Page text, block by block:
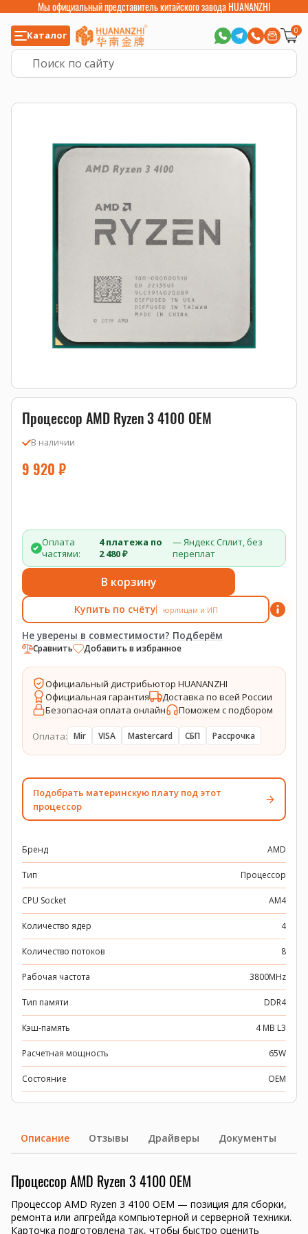
Мы официальный представитель китайского завода HUANANZHI
Каталог 0
Процессор AMD Ryzen 3 4100 OEM
В наличии
9 920 ₽
Оплата
частями:
4 платежа по
2 480 ₽
— Яндекс Сплит, без
переплат
В корзину
Купить по счёту юрлицам и ИП
Не уверены в совместимости? Подберём
Сравнить Добавить в избранное
Официальный дистрибьютор HUANANZHI
Официальная гарантия
Доставка по всей России
Безопасная оплата онлайн
Поможем с подбором
Оплата: Mir VISA Mastercard СБП Рассрочка
Подобрать материнскую плату под этот
процессор
Бренд AMD
Тип Процессор
CPU Socket AM4
Количество ядер 4
Количество потоков 8
Рабочая частота 3800MHz
Тип памяти DDR4
Кэш-память 4 MB L3
Расчетная мощность 65W
Состояние OEM
Описание Отзывы Драйверы Документы
Процессор AMD Ryzen 3 4100 OEM
Процессор AMD Ryzen 3 4100 OEM — позиция для сборки,
ремонта или апгрейда компьютерной и серверной техники.
Карточка подготовлена так, чтобы быстро оценить